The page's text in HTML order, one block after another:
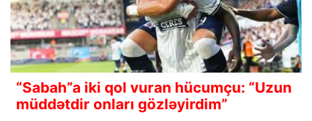
“Sabah”a iki qol vuran hücumçu: “Uzun
müddətdir onları gözləyirdim”